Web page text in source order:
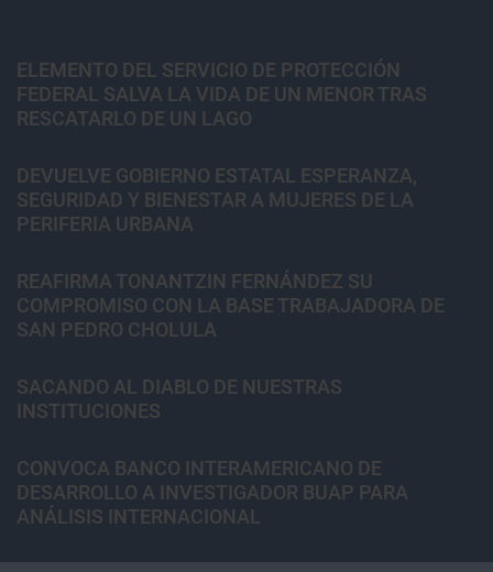
ELEMENTO DEL SERVICIO DE PROTECCIÓN
FEDERAL SALVA LA VIDA DE UN MENOR TRAS
RESCATARLO DE UN LAGO
DEVUELVE GOBIERNO ESTATAL ESPERANZA,
SEGURIDAD Y BIENESTAR A MUJERES DE LA
PERIFERIA URBANA
REAFIRMA TONANTZIN FERNÁNDEZ SU
COMPROMISO CON LA BASE TRABAJADORA DE
SAN PEDRO CHOLULA
SACANDO AL DIABLO DE NUESTRAS
INSTITUCIONES
CONVOCA BANCO INTERAMERICANO DE
DESARROLLO A INVESTIGADOR BUAP PARA
ANÁLISIS INTERNACIONAL